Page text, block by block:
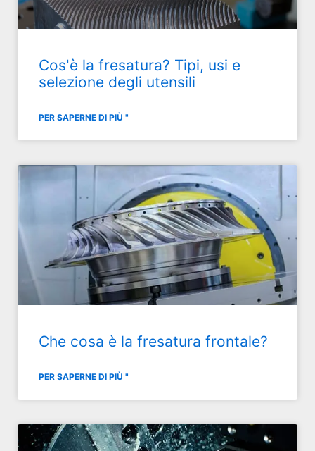
Cos'è la fresatura? Tipi, usi e
selezione degli utensili
PER SAPERNE DI PIÙ "
Che cosa è la fresatura frontale?
PER SAPERNE DI PIÙ "